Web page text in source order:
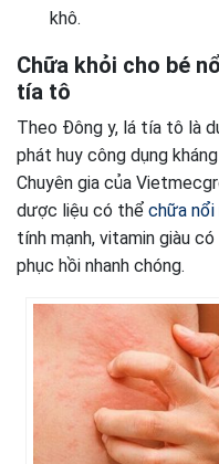
khô.
Chữa khỏi cho bé
tía tô
Theo Đông y, lá tía tô là
phát huy công dụng
Chuyên gia của
dược liệu có thể chữa nổi
tính mạnh, vitamin giàu
phục hồi nhanh chóng.